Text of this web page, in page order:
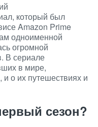
который был
Amazon Prime
одноименной
огромной
В сериале
в мире,
о их путешествиях и
сезон?